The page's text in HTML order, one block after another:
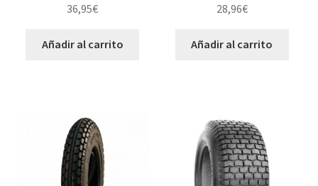
36,95€
Añadir al carrito
28,96€
Añadir al carrito